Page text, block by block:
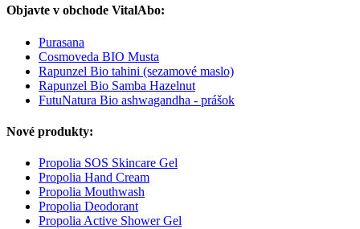
Objavte v obchode VitalAbo:
Purasana
Cosmoveda BIO Musta
Rapunzel Bio tahini (sezamové maslo)
Rapunzel Bio Samba Hazelnut
FutuNatura Bio ashwagandha - prášok
Nové produkty:
Propolia SOS Skincare Gel
Propolia Hand Cream
Propolia Mouthwash
Propolia Deodorant
Propolia Active Shower Gel